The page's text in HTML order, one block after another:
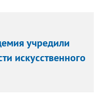
учредили
искусственного